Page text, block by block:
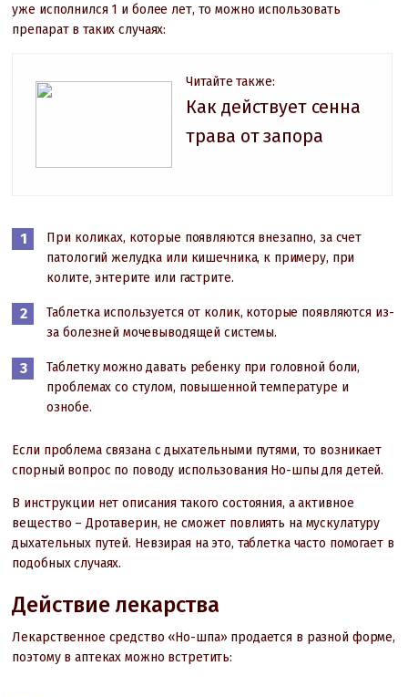
уже исполнился 1 и более лет, то можно использовать
препарат в таких случаях:
Читайте также:
Как действует cенна
трава от запора
При коликах, которые появляются внезапно, за счет
патологий желудка или кишечника, к примеру, при
колите, энтерите или гастрите.
Таблетка используется от колик, которые появляются из-
за болезней мочевыводящей системы.
Таблетку можно давать ребенку при головной боли,
проблемах со стулом, повышенной температуре и
ознобе.
Если проблема связана с дыхательными путями, то возникает
спорный вопрос по поводу использования Но-шпы для детей.
В инструкции нет описания такого состояния, а активное
вещество – Дротаверин, не сможет повлиять на мускулатуру
дыхательных путей. Невзирая на это, таблетка часто помогает в
подобных случаях.
Действие лекарства
Лекарственное средство «Но-шпа» продается в разной форме,
поэтому в аптеках можно встретить: